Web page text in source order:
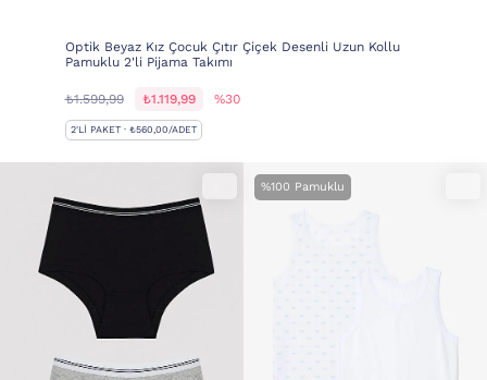
Optik Beyaz Kız Çocuk Çıtır Çiçek Desenli Uzun Kollu
Pamuklu 2'li Pijama Takımı
₺1.599,99 ₺1.119,99 %30
2'LI PAKET · ₺560,00/ADET
%100 Pamuklu